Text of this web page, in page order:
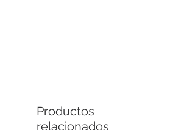
Productos
relacionados